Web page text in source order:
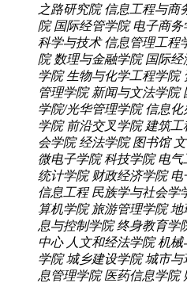
之路研究院 信息工程与商
院 国际经管学院 电子商务
科学与技术 信息管理工程
院 数理与金融学院 国际经
学院 生物与化学工程学院
管理学院 新闻与文法学院
学院/光华管理学院 信息化
学院 前沿交叉学院 建筑工
会学院 经法学院 图书馆
微电子学院 科技学院 电气
统计学院 财政经济学院 电
信息工程 民族学与社会学
算机学院 旅游管理学院 地
息与控制学院 终身教育学
中心 人文和经法学院 机械
学院 城乡建设学院 城市与
息管理学院 医药信息学院